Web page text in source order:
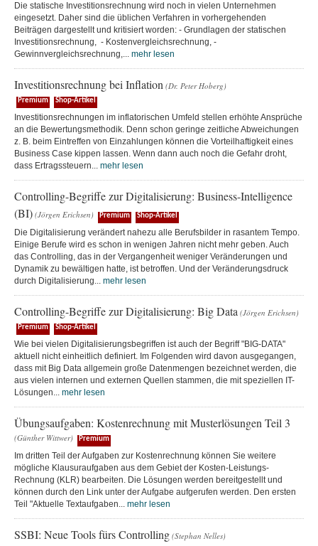
Die statische Investitionsrechnung wird noch in vielen Unternehmen
eingesetzt. Daher sind die üblichen Verfahren in vorhergehenden
Beiträgen dargestellt und kritisiert worden: - Grundlagen der statischen
Investitionsrechnung, - Kostenvergleichsrechnung, -
Gewinnvergleichsrechnung,... mehr lesen
Investitionsrechnung bei Inflation (Dr. Peter Hoberg)
Premium Shop-Artikel
Investitionsrechnungen im inflatorischen Umfeld stellen erhöhte Ansprüche
an die Bewertungsmethodik. Denn schon geringe zeitliche Abweichungen
z. B. beim Eintreffen von Einzahlungen können die Vorteilhaftigkeit eines
Business Case kippen lassen. Wenn dann auch noch die Gefahr droht,
dass Ertragssteuern... mehr lesen
Controlling-Begriffe zur Digitalisierung: Business-Intelligence
(BI) (Jörgen Erichsen) Premium Shop-Artikel
Die Digitalisierung verändert nahezu alle Berufsbilder in rasantem Tempo.
Einige Berufe wird es schon in wenigen Jahren nicht mehr geben. Auch
das Controlling, das in der Vergangenheit weniger Veränderungen und
Dynamik zu bewältigen hatte, ist betroffen. Und der Veränderungsdruck
durch Digitalisierung... mehr lesen
Controlling-Begriffe zur Digitalisierung: Big Data (Jörgen Erichsen)
Premium Shop-Artikel
Wie bei vielen Digitalisierungsbegriffen ist auch der Begriff "BIG-DATA"
aktuell nicht einheitlich definiert. Im Folgenden wird davon ausgegangen,
dass mit Big Data allgemein große Datenmengen bezeichnet werden, die
aus vielen internen und externen Quellen stammen, die mit speziellen IT-
Lösungen... mehr lesen
Übungsaufgaben: Kostenrechnung mit Musterlösungen Teil 3
(Günther Wittwer) Premium
Im dritten Teil der Aufgaben zur Kostenrechnung können Sie weitere
mögliche Klausuraufgaben aus dem Gebiet der Kosten-Leistungs-
Rechnung (KLR) bearbeiten. Die Lösungen werden bereitgestellt und
können durch den Link unter der Aufgabe aufgerufen werden. Den ersten
Teil "Aktuelle Textaufgaben... mehr lesen
SSBI: Neue Tools fürs Controlling (Stephan Nelles)